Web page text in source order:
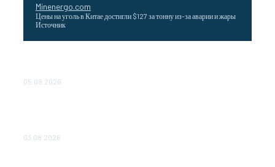
Minenergo.com
Цены на уголь в Китае достигли $127 за тонну из-за аварии и жары
Источник
05.08.2026
03.08.2026